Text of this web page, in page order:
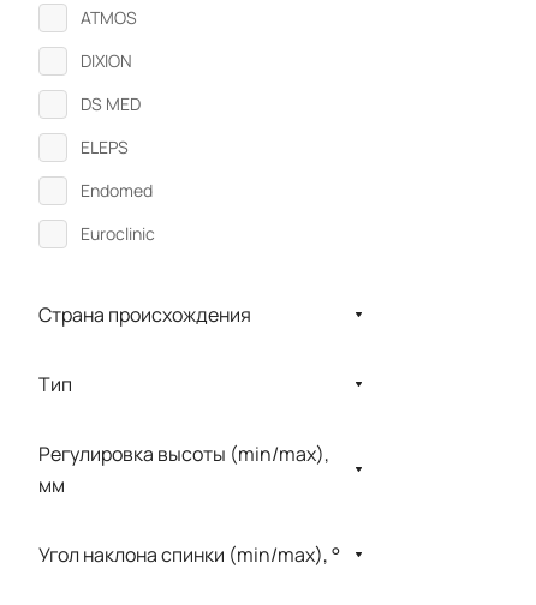
ATMOS
DIXION
DS MED
ELEPS
Endomed
Euroclinic
HEINE
LOJER
Страна происхождения
Тип
Регулировка высоты (min/max),
мм
Угол наклона спинки (min/max), °